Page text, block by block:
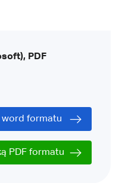
PDF
formatu
PDF formatu